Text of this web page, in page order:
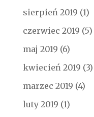
sierpień 2019 (1)
czerwiec 2019 (5)
maj 2019 (6)
kwiecień 2019 (3)
marzec 2019 (4)
luty 2019 (1)